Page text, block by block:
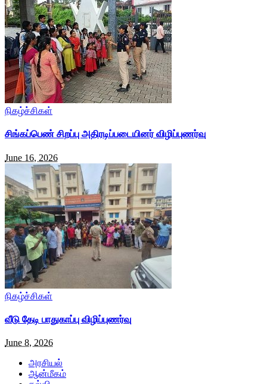
நிகழ்ச்சிகள்
சிங்கப்பெண் சிறப்பு அதிரடிப்படையினர் விழிப்புணர்வு
June 16, 2026
நிகழ்ச்சிகள்
வீடு தேடி பாதுகாப்பு விழிப்புணர்வு
June 8, 2026
அரசியல்
ஆன்மீகம்